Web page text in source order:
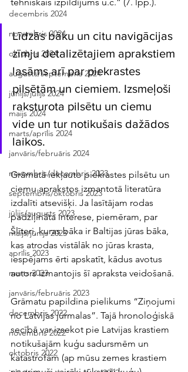
decembris 2024
novembris 2024
oktobris 2024
augusts/septembris 2024
jūnijs/jūlijs 2024
maijs 2024
marts/aprīlis 2024
janvāris/februāris 2024
novembris/decembris 2023
septembris/oktobris 2023
jūlijs/augusts 2023
maijs/jūnijs 2023
aprīlis 2023
marts 2023
janvāris/februāris 2023
decembris 2022
novembris 2022
oktobris 2022
Līdzās bāku un citu navigācijas
zīmju detalizētajiem aprakstiem
lasāms arī par piekrastes
pilsētām un ciemiem. Izsmeļoši
raksturota pilsētu un ciemu
vide un tur notikušais dažādos
laikos.
Grāmatā iekļauto piekrastes pilsētu un
ciemu aprakstos izmantotā literatūra
izdalīti atsevišķi. Ja lasītājam rodas
padziļināta interese, piemēram, par
Šlīteri, kuras bāka ir Baltijas jūras bāka,
kas atrodas vistālāk no jūras krasta,
iespējams ērti apskatīt, kādus avotus
autors izmantojis šī apraksta veidošanā.
Grāmatu papildina pielikums “Ziņojumi
no Latvijas jūrmalas”. Tajā hronoloģiskā
secībā var izsekot pie Latvijas krastiem
notikušajām kuģu sadursmēm un
katastrofām (ap mūsu zemes krastiem